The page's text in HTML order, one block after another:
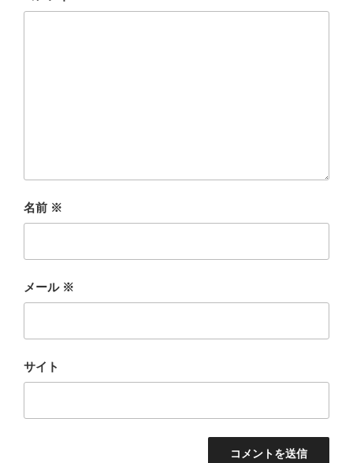
名前 ※
メール ※
サイト